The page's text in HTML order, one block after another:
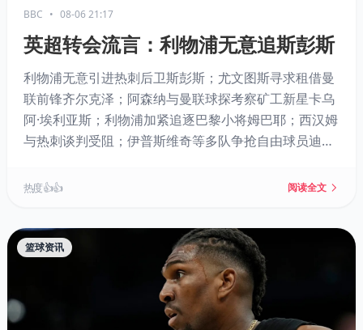
BBC • 08-06 21:17
英超转会流言：利物浦无意追斯彭斯
利物浦无意引进热刺后卫斯彭斯；尤文图斯寻求租借曼
联前锋齐尔克泽；阿森纳与曼联球探考察矿工新星卡乌
阿·埃利亚斯；利物浦加紧追逐巴黎小将姆巴耶；西汉姆
与热刺谈判受阻；伊普斯维奇等多队争抢自由球员迪亚
利；桑德兰有望签下卡塔莫。
热度 👍👍 阅读全文
篮球资讯